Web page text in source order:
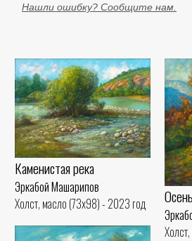
Нашли ошибку? Сообщите нам.
Каменистая река
Эркабой Машарипов
Холст, масло (73x98) - 2023 год